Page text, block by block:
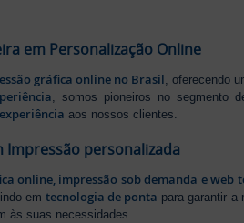
em Personalização Online
gráfica online no Brasil, oferecendo
, somos pioneiros no segmento
aos nossos clientes.
Impressão personalizada
online, impressão sob demanda e web
em tecnologia de ponta para garantir a
às suas necessidades.